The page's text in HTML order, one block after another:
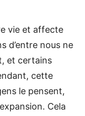
vie et affecte
d’entre nous ne
et certains
cette
le pensent,
Cela